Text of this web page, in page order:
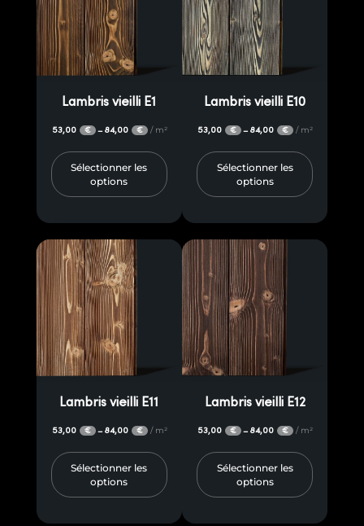
Lambris vieilli E1
53,00 € – 84,00 € / m²
Sélectionner les
options
Lambris vieilli E10
53,00 € – 84,00 € / m²
Sélectionner les
options
Lambris vieilli E11
53,00 € – 84,00 € / m²
Sélectionner les
options
Lambris vieilli E12
53,00 € – 84,00 € / m²
Sélectionner les
options